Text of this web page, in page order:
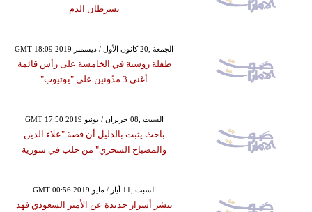
بسرطان الدم
GMT 18:09 2019 الجمعة ,20 كانون الأول / ديسمبر
طفلة روسية في الخامسة على رأس قائمة
أغنى 3 مدّونين على "يوتيوب"
GMT 17:50 2019 السبت ,08 حزيران / يونيو
باحث يثبت بالدليل أن قصة "علاء الدين
والمصباح السحري" من حلب في سورية
GMT 00:56 2019 السبت ,11 أيار / مايو
ننشر أسرار جديدة عن الأمير السعودي فهد